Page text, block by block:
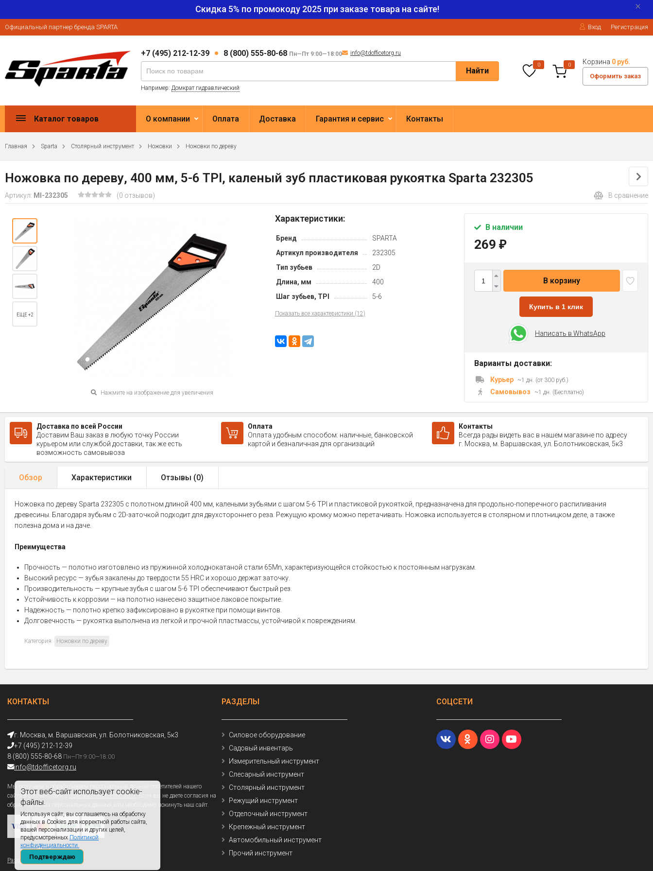
Этот веб-сайт использует cookie-
файлы.
Используя сайт, вы соглашаетесь на обработку
данных в Cookies для корректной работы сайта,
вашей персонализации и других целей,
предусмотренных Политикой
конфиденциальности.
Подтверждаю
Скидка 5% по промокоду 2025 при заказе товара на сайте!
Официальный партнер бренда SPARTA Вход Регистрация
+7 (495) 212-12-39 8 (800) 555-80-68 Пн—Пт 9:00—18:00 info@tdofficetorg.ru
Найти
Например: Домкрат гидравлический
0 0 Корзина 0 руб.
Оформить заказ
Каталог товаров О компании Оплата Доставка Гарантия и сервис Контакты
Главная Sparta Столярный инструмент Ножовки Ножовки по дереву
Ножовка по дереву, 400 мм, 5-6 TPI, каленый зуб пластиковая рукоятка Sparta 232305
Артикул: MI-232305 (0 отзывов) В сравнение
Нажмите на изображение для увеличения
ЕЩЕ +2
Характеристики:
Бренд
SPARTA
Артикул производителя
232305
Тип зубьев
2D
Длина, мм
400
Шаг зубьев, TPI
5-6
Показать все характеристики (12)
В наличии
269 ₽
В корзину
Купить в 1 клик
Написать в WhatsApp
Варианты доставки:
Курьер ~1 дн. (от 300 руб.)
Самовывоз ~1 дн. (Бесплатно)
Доставка по всей России
Доставим Ваш заказ в любую точку России
курьером или службой доставки, так же есть
возможность самовывоза
Оплата
Оплата удобным способом: наличные, банковской
картой и безналичная для организаций
Контакты
Всегда рады видеть вас в нашем магазине по адресу
г. Москва, м. Варшавская, ул. Болотниковская, 5к3
Обзор Характеристики Отзывы (0)
Ножовка по дереву Sparta 232305 с полотном длиной 400 мм, калеными зубьями с шагом 5-6 TPI и пластиковой рукояткой, предназначена для продольно-поперечного распиливания
древесины. Благодаря зубьям с 2D-заточкой подходит для двухстороннего реза. Режущую кромку можно перетачивать. Ножовка используется в столярном и плотницком деле, а также
полезна дома и на даче.
Преимущества
Прочность — полотно изготовлено из пружинной холоднокатаной стали 65Mn, характеризующейся стойкостью к постоянным нагрузкам.
Высокий ресурс — зубья закалены до твердости 55 HRC и хорошо держат заточку.
Производительность — крупные зубья с шагом 5-6 TPI обеспечивают быстрый рез.
Устойчивость к коррозии — на полотно нанесено защитное лаковое покрытие.
Надежность — полотно крепко зафиксировано в рукоятке при помощи винтов.
Долговечность — рукоятка выполнена из легкой и прочной пластмассы, устойчивой к повреждениям.
Категория: Ножовки по дереву
КОНТАКТЫ
г. Москва, м. Варшавская, ул. Болотниковская, 5к3
+7 (495) 212-12-39
8 (800) 555-80-68 Пн—Пт 9:00—18:00
info@tdofficetorg.ru
Мы получаем и обрабатываем персональные данные посетителей нашего
сайта в соответствии с официальной политикой. Если вы не даете согласия на
обработку своих персональных данных,вам необходимо покинуть наш сайт.
Разработано
РАЗДЕЛЫ
Силовое оборудование
Садовый инвентарь
Измерительный инструмент
Слесарный инструмент
Столярный инструмент
Режущий инструмент
Отделочный инструмент
Крепежный инструмент
Автомобильный инструмент
Прочий инструмент
СОЦСЕТИ